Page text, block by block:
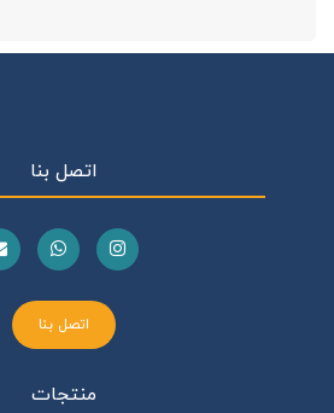
اتصل بنا
اتصل بنا
منتجات